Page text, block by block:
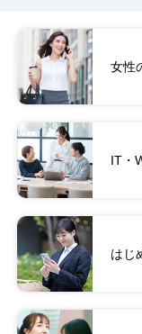
女性
IT・
はじ